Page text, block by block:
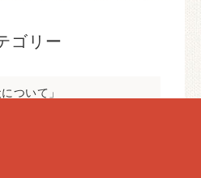
ゴリー
について」